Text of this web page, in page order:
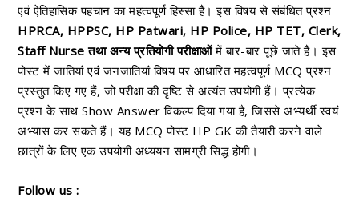
एवं ऐतिहासिक पहचान का महत्वपूर्ण हिस्सा हैं। इस विषय से संबंधित प्रश्न
HPRCA, HPPSC, HP Patwari, HP Police, HP TET, Clerk,
Staff Nurse तथा अन्य प्रतियोगी परीक्षाओंमें बार-बार पूछे जाते हैं। इस
पोस्ट में जातियां एवं जनजातियां विषय पर आधारित महत्वपूर्ण MCQ प्रश्न
प्रस्तुत किए गए हैं, जो परीक्षा की दृष्टि से अत्यंत उपयोगी हैं। प्रत्येक
प्रश्न के साथ Show Answer विकल्प दिया गया है, जिससे अभ्यर्थी स्वयं
अभ्यास कर सकते हैं। यह MCQ पोस्ट HP GK की तैयारी करने वाले
छात्रों के लिए एक उपयोगी अध्ययन सामग्री सिद्ध होगी।
Follow us :